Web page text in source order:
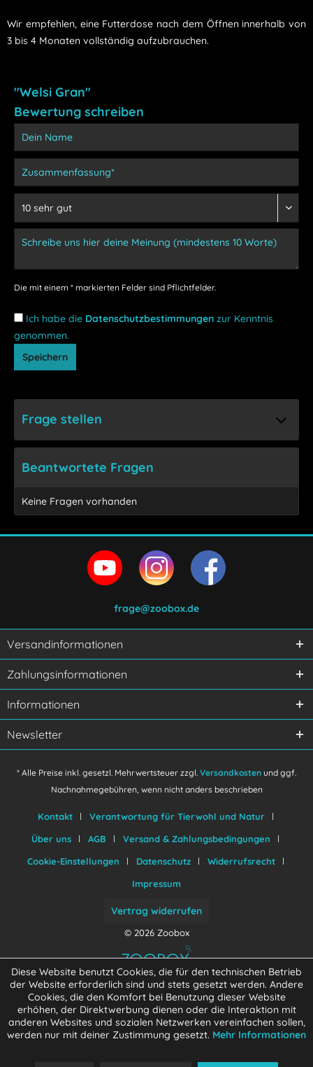
Wir empfehlen, eine Futterdose nach dem Öffnen innerhalb von
3 bis 4 Monaten vollständig aufzubrauchen.
"Welsi Gran"
Bewertung schreiben
Die mit einem * markierten Felder sind Pflichtfelder.
Ich habe die Datenschutzbestimmungen zur Kenntnis
genommen.
Speichern
Frage stellen
Ich habe die
verstanden und stimme zu.
Mit * gekennzeichnete Felder sind Pflichtfelder.
Senden
Beantwortete Fragen
Keine Fragen vorhanden
frage@zoobox.de
Versandinformationen
Zahlungsinformationen
Informationen
Newsletter
* Alle Preise inkl. gesetzl. Mehrwertsteuer zzgl. Versandkosten und ggf.
Nachnahmegebühren, wenn nicht anders beschrieben
Kontakt
Verantwortung für Tierwohl und Natur
Über uns
AGB
Versand & Zahlungsbedingungen
Cookie-Einstellungen
Datenschutz
Widerrufsrecht
Impressum
Vertrag widerrufen
© 2026 Zoobox
Diese Website benutzt Cookies, die für den technischen Betrieb
der Website erforderlich sind und stets gesetzt werden. Andere
Cookies, die den Komfort bei Benutzung dieser Website
erhöhen, der Direktwerbung dienen oder die Interaktion mit
anderen Websites und sozialen Netzwerken vereinfachen sollen,
werden nur mit deiner Zustimmung gesetzt. Mehr Informationen